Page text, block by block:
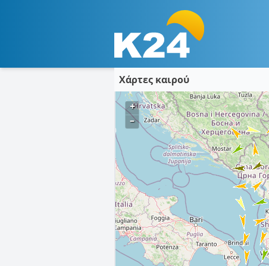
Χάρτες καιρού
+
–